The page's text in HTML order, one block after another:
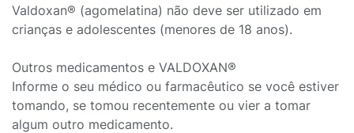
Valdoxan® (agomelatina) não deve ser utilizado em
crianças e adolescentes (menores de 18 anos).
Outros medicamentos e VALDOXAN®
Informe o seu médico ou farmacêutico se você estiver
tomando, se tomou recentemente ou vier a tomar
algum outro medicamento.